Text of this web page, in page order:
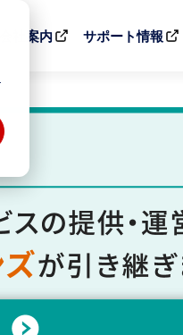
会社案内 サポート情報